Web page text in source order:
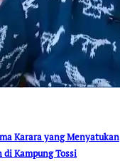
Karara yang Menyatukan
di Kampung Tossi